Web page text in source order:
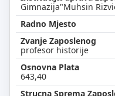
Gimnazija"Muhsin
profesor historije
643,40